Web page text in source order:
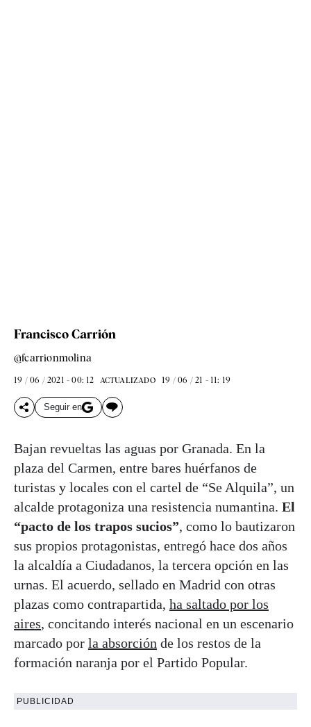
Francisco Carrión
@fcarrionmolina
19 / 06 / 2021 - 00: 12 ACTUALIZADO 19 / 06 / 21 - 11: 19
Seguir en
Bajan revueltas las aguas por Granada. En la
plaza del Carmen, entre bares huérfanos de
turistas y locales con el cartel de “Se Alquila”, un
alcalde protagoniza una resistencia numantina. El
“pacto de los trapos sucios”, como lo bautizaron
sus propios protagonistas, entregó hace dos años
la alcaldía a Ciudadanos, la tercera opción en las
urnas. El acuerdo, sellado en Madrid con otras
plazas como contrapartida, ha saltado por los
aires, concitando interés nacional en un escenario
marcado por la absorción de los restos de la
formación naranja por el Partido Popular.
PUBLICIDAD